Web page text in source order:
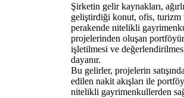
Şirketin gelir kaynakları,
geliştirdiği konut, ofis, turizm
perakende nitelikli
projelerinden oluşan
işletilmesi ve
dayanır.
Bu gelirler, projelerin
edilen nakit akışları ile
nitelikli gayrimenkullerden